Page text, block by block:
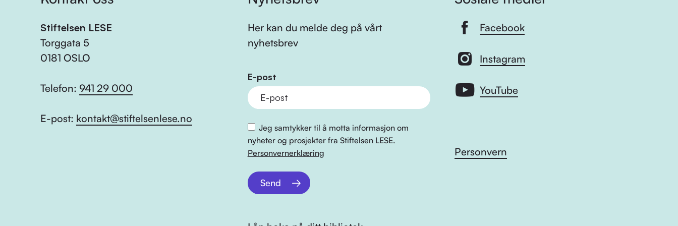
Stiftelsen LESE
Torggata 5
0181 OSLO
Telefon: 941 29 000
E-post: kontakt@stiftelsenlese.no
Her kan du melde deg på vårt
nyhetsbrev
E-post
Jeg samtykker til å motta informasjon om
nyheter og prosjekter fra Stiftelsen LESE.
Personvernerklæring
Send
Facebook
Instagram
YouTube
Personvern